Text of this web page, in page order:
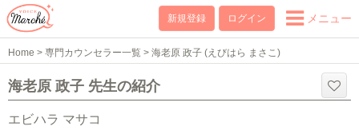
新規登録 ログイン メニュー
Home > 専門カウンセラー一覧 > 海老原 政子 (えびはら まさこ)
海老原 政子 先生の紹介
エビハラ マサコ